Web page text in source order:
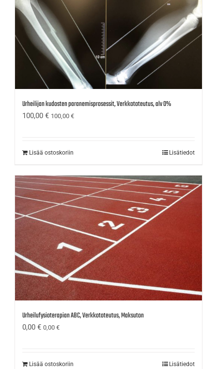
Urheilijan kudosten paranemisprosessit, Verkkototeutus, alv 0%
100,00 € 100,00 €
Lisää ostoskoriin Lisätiedot
Urheilufysioterapian ABC, Verkkototeutus, Maksuton
0,00 € 0,00 €
Lisää ostoskoriin Lisätiedot